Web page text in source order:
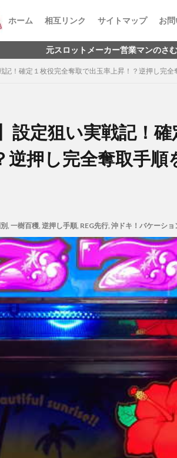
ホーム 相互リンク サイトマップ お
ットメーカー営業マンのさむらいがスロプロ
！確定１枚役完全奪取で出玉率上昇！？逆押し完全
設定狙い実戦記！確
押し完全奪取手順
, 一樹百穫, 逆押し手順, REG先行, 沖ドキ！バケーショ